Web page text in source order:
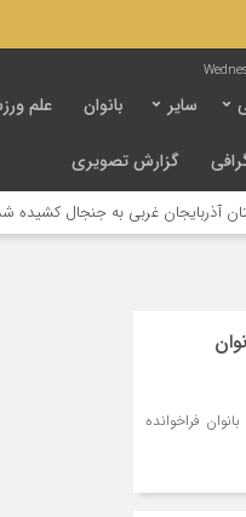
سایر بانوان علم
گزارش تصویری
غربی به جنجال کشیده شد / لزوم
فراخوانده